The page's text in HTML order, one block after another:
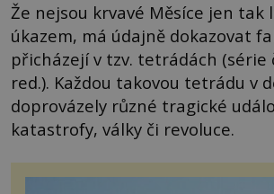
Že nejsou krvavé Měsíce jen tak
úkazem, má údajně dokazovat
přicházejí v tzv. tetrádách (série
red.). Každou takovou tetrádu v
doprovázely různé tragické
katastrofy, války či revoluce.